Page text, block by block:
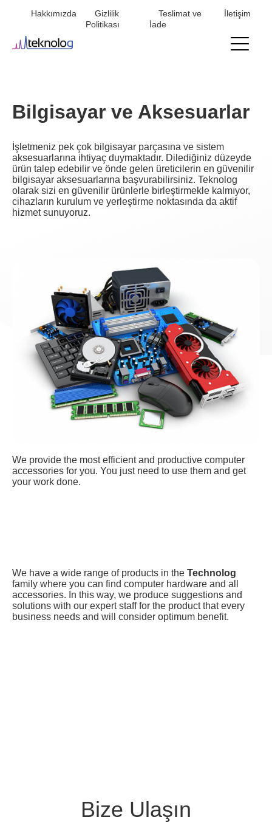
menu
Hakkımızda
Gizlilik
Politikası
Teslimat ve
İade
İletişim
Bilgisayar ve Aksesuarlar
İşletmeniz pek çok bilgisayar parçasına ve sistem
aksesuarlarına ihtiyaç duymaktadır. Dilediğiniz düzeyde
ürün talep edebilir ve önde gelen üreticilerin en güvenilir
bilgisayar aksesuarlarına başvurabilirsiniz. Teknolog
olarak sizi en güvenilir ürünlerle birleştirmekle kalmıyor,
cihazların kurulum ve yerleştirme noktasında da aktif
hizmet sunuyoruz.
We provide the most efficient and productive computer
accessories for you. You just need to use them and get
your work done.
We have a wide range of products in the Technolog
family where you can find computer hardware and all
accessories. In this way, we produce suggestions and
solutions with our expert staff for the product that every
business needs and will consider optimum benefit.
Bize Ulaşın